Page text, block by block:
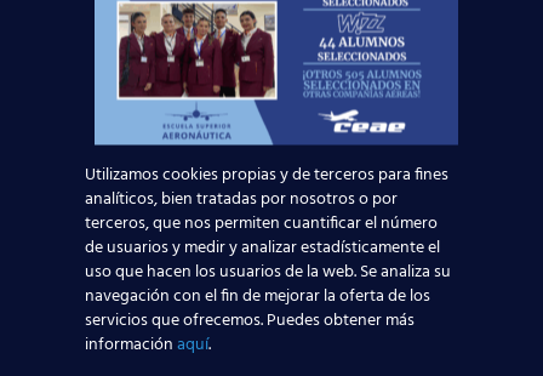
Convertirte enTripulante de Cabina de Pasajeros
acceder a un trabajo dinámico, con oportunidades de
viajar, crecer profesionalmente y disfrutar de un
estilo de vida único.
Llámanos gratis al900 100 405o completa nuestro
formulario weby un asesor de tu provincia te ayudará
a reservar tu plaza en elcurso TCP más
recomendado en España en Escuela Superior
Aeronáutica.
Noticias Relacionadas
Utilizamos cookies propias y de terceros para fines
analíticos, bien tratadas por nosotros o por
terceros, que nos permiten cuantificar el número
de usuarios y medir y analizar estadísticamente el
uso que hacen los usuarios de la web. Se analiza su
navegación con el fin de mejorar la oferta de los
servicios que ofrecemos. Puedes obtener más
informaciónaquí.